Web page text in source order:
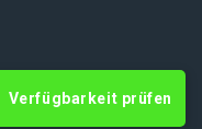
Verfügbarkeit prüfen